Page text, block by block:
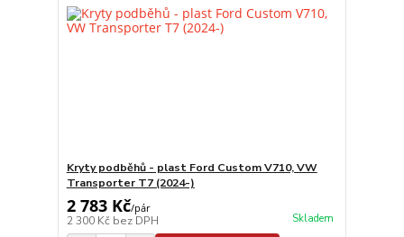
Kryty podběhů - plast Ford Custom V710, VW
Transporter T7 (2024-)
2 783 Kč/pár
2 300 Kč bez DPH Skladem